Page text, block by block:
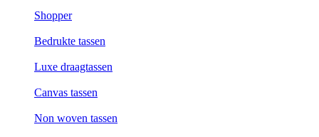
Shopper
Bedrukte tassen
Luxe draagtassen
Canvas tassen
Non woven tassen